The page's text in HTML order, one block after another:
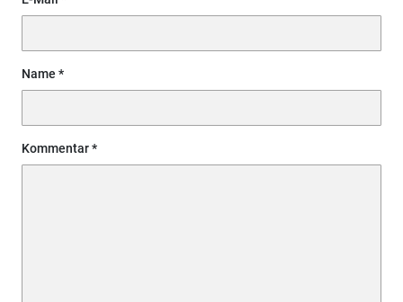
Name
Kommentar